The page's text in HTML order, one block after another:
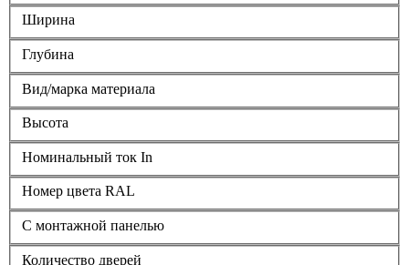
Ширина
Глубина
Вид/марка материала
Высота
Номинальный ток In
Номер цвета RAL
С монтажной панелью
Количество дверей